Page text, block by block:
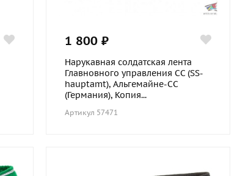
1 800 ₽
Нарукавная солдатская лента
Главновного управления СС (SS-
hauptamt), Альгемайне-СС
(Германия), Копия...
Артикул 57471